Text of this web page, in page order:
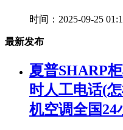
时间：2025-09-25
最新发布
夏普SHARP
时人工电话(
机空调全国24